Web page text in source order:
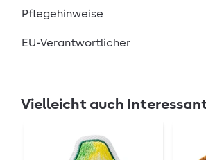
Pflegehinweise
EU-Verantwortlicher
Vielleicht auch